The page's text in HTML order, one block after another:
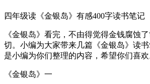
四年级读《金银岛》有感400字读书笔记
《金银岛》看完，不由得觉得金钱腐蚀
切。小编为大家带来几篇《金银岛》读
是小编为你们整理的内容，希望你们喜欢
《金银岛》一